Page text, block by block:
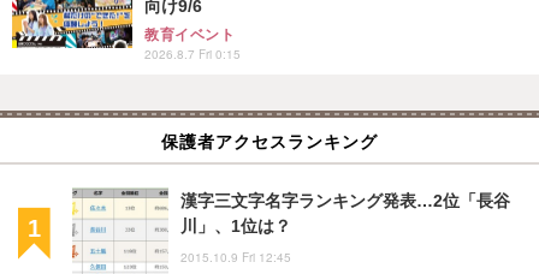
向け9/6
教育イベント
2026.8.7 Fri 0:15
保護者アクセスランキング
漢字三文字名字ランキング発表…2位「長谷
川」、1位は？
2015.10.9 Fri 12:45